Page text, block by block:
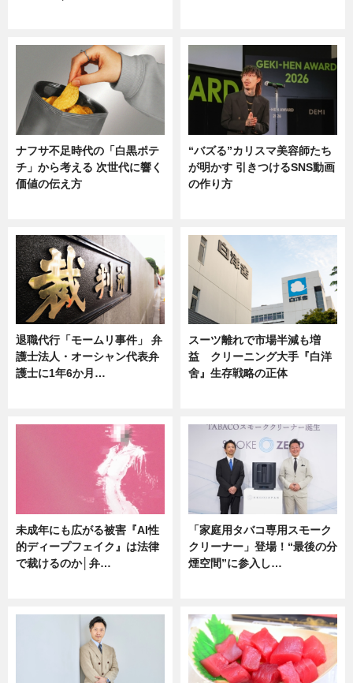
ナフサ不足時代の「白黒ポテ
チ」から考える 次世代に響く
価値の伝え方
“バズる”カリスマ美容師たち
が明かす 引きつけるSNS動画
の作り方
退職代行「モームリ事件」 弁
護士法人・オーシャン代表弁
護士に1年6か月…
スーツ離れで市場半減も増
益 クリーニング大手『白洋
舍』生存戦略の正体
未成年にも広がる被害『AI性
的ディープフェイク』は法律
で裁けるのか│弁…
「家庭用タバコ専用スモーク
クリーナー」登場！“最後の分
煙空間”に参入し…